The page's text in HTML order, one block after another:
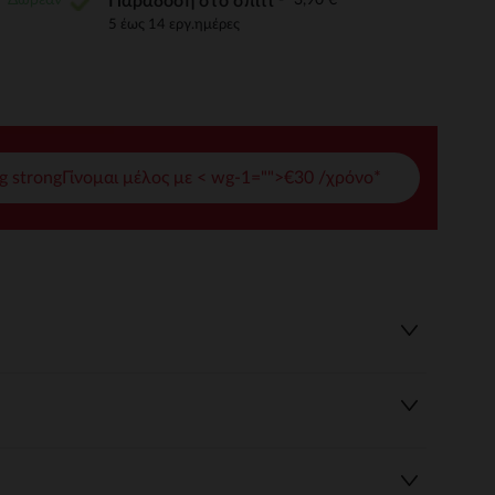
σας 5 έως 14 εργ.ημέρες
strongΓίνομαι μέλος με < wg-1="">€30 /χρόνο*